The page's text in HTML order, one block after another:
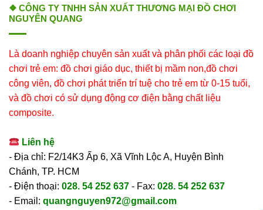
❖ CÔNG TY TNHH SẢN XUẤT THƯƠNG MẠI ĐỒ CHƠI
NGUYÊN QUANG
Là doanh nghiệp chuyên sản xuất và phân phối các loại đồ
chơi trẻ em: đồ chơi giáo dục, thiết bị mầm non,đồ chơi
công viên, đồ chơi phát triển trí tuệ cho trẻ em từ 0-15 tuổi,
và đồ chơi có sử dụng động cơ điện bằng chất liệu
composite.
Liên hệ
- Địa chỉ: F2/14K3 Ấp 6, Xã Vĩnh Lộc A, Huyện Bình
Chánh, TP. HCM
- Điện thoại: 028. 54 252 637 - Fax: 028. 54 252 637
- Email: quangnguyen972@gmail.com